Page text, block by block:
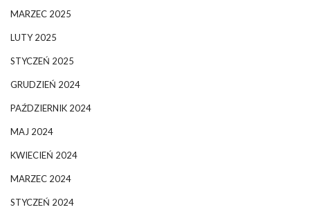
MARZEC 2025
LUTY 2025
STYCZEŃ 2025
GRUDZIEŃ 2024
PAŹDZIERNIK 2024
MAJ 2024
KWIECIEŃ 2024
MARZEC 2024
STYCZEŃ 2024